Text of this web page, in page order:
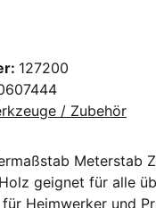
127200
/ Zubehör
Meterstab
geignet für alle
Heimwerker und